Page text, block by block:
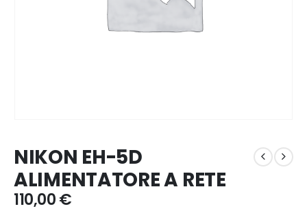
NIKON EH-5D
ALIMENTATORE A RETE
110,00€